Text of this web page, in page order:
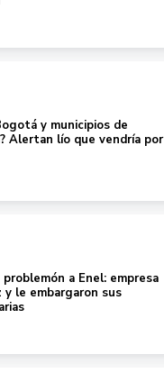
y municipios de
Alertan lío que vendría por
a Enel: empresa
y le embargaron sus